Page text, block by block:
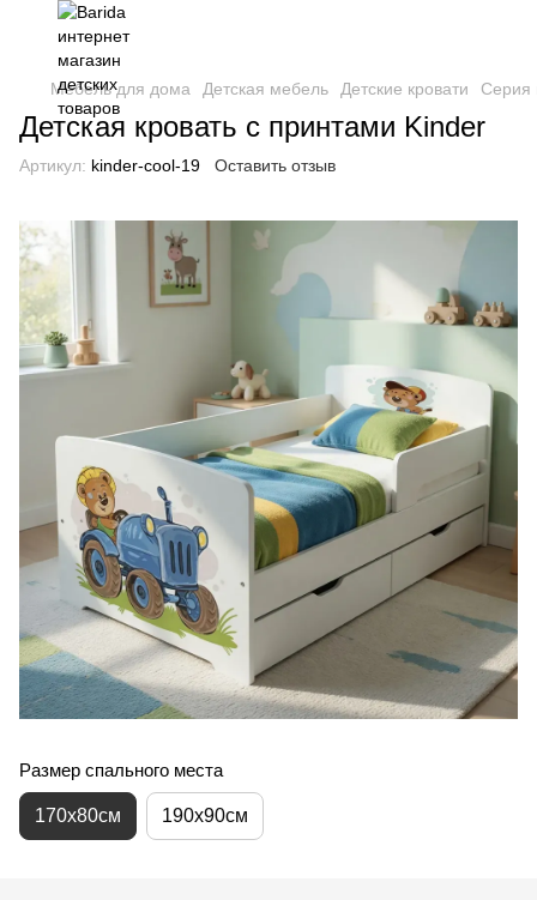
Мебель для дома Детская мебель Детские кровати Серия
Детская кровать с принтами Kinder
Артикул: kinder-сool-19 Оставить отзыв
Размер спального места
170х80см 190х90см